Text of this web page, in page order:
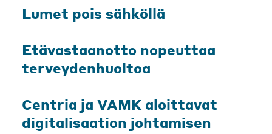
Lumet pois sähköllä
Etävastaanotto nopeuttaa
terveydenhuoltoa
Centria ja VAMK aloittavat
digitalisaation johtamisen